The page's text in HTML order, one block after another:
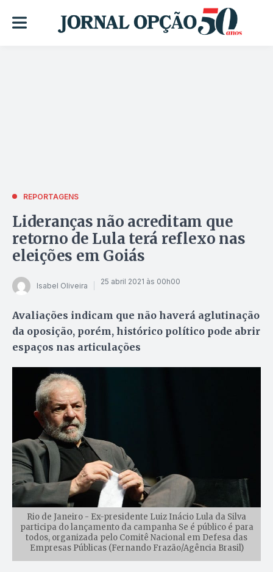
REPORTAGENS
Lideranças não acreditam que
retorno de Lula terá reflexo nas
eleições em Goiás
Isabel Oliveira 25 abril 2021 às 00h00
Avaliações indicam que não haverá aglutinação
da oposição, porém, histórico político pode abrir
espaços nas articulações
Rio de Janeiro - Ex-presidente Luiz Inácio Lula da Silva
participa do lançamento da campanha Se é público é para
todos, organizada pelo Comitê Nacional em Defesa das
Empresas Públicas (Fernando Frazão/Agência Brasil)